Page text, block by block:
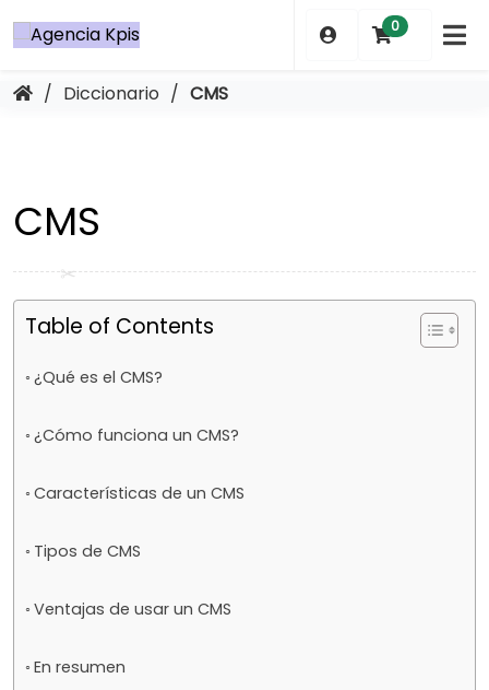
al
0
/ Diccionario / CMS
CMS
Table of Contents
¿Qué es el CMS?
¿Cómo funciona un CMS?
Características de un CMS
Tipos de CMS
Ventajas de usar un CMS
En resumen